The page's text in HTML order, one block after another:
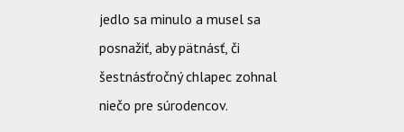
jedlo sa minulo a musel sa
posnažiť, aby pätnásť, či
šestnásťročný chlapec zohnal
niečo pre súrodencov.